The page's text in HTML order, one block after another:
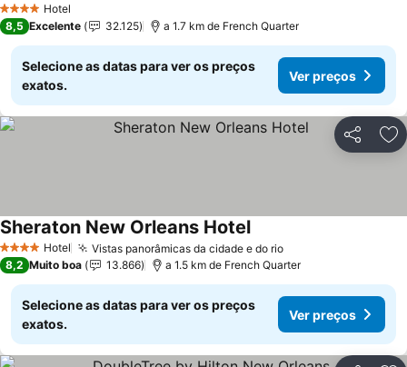
4 EstrelasHotel
8,5 Excelente 32.125 a 1.7 km de French Quarter
Selecione as datas para ver os preços
exatos.
Ver preços
Partilhar
4 EstrelasHotel Vistas panorâmicas da cidade e do rio
Sheraton New Orleans Hotel
8,2 Muito boa 13.866 a 1.5 km de French Quarter
Selecione as datas para ver os preços
exatos.
Ver preços